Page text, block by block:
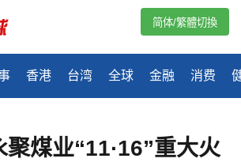
香港 台湾 全球 金融 消费
简体/繁體切換
聚煤业“11·16”重大火